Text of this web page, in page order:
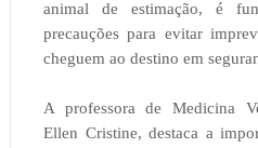
animal de estimação, é
precauções para evitar
cheguem ao destino em
A professora de Medicina
Ellen Cristine, destaca a